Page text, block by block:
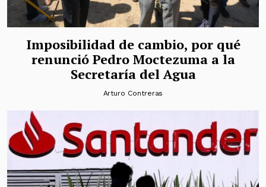
Imposibilidad de cambio, por qué
renunció Pedro Moctezuma a la
Secretaría del Agua
Arturo Contreras